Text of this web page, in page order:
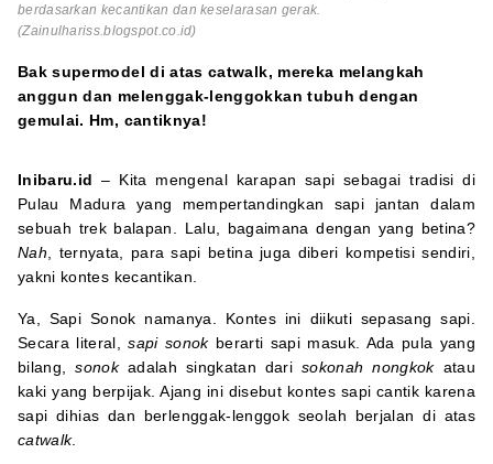
berdasarkan kecantikan dan keselarasan gerak.
(Zainulhariss.blogspot.co.id)
Bak supermodel di atas catwalk, mereka melangkah
anggun dan melenggak-lenggokkan tubuh dengan
gemulai. Hm, cantiknya!
Inibaru.id – Kita mengenal karapan sapi sebagai tradisi di
Pulau Madura yang mempertandingkan sapi jantan dalam
sebuah trek balapan. Lalu, bagaimana dengan yang betina?
Nah , ternyata, para sapi betina juga diberi kompetisi sendiri,
yakni kontes kecantikan.
Ya, Sapi Sonok namanya. Kontes ini diikuti sepasang sapi.
Secara literal,sapi sonokberarti sapi masuk. Ada pula yang
bilang,sonokadalah singkatan darisokonah nongkokatau
kaki yang berpijak. Ajang ini disebut kontes sapi cantik karena
sapi dihias dan berlenggak-lenggok seolah berjalan di atas
catwalk.